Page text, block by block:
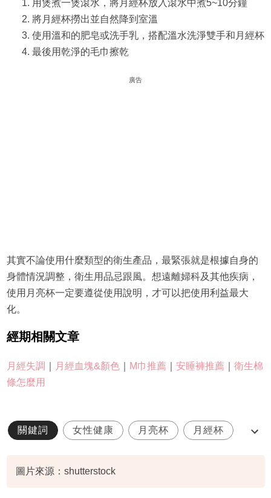
用煲煮一煲滾水，將月經杯放入滾水中煮5~10分鐘
將月經杯撈出並自然降到室溫
使用溫和的肥皂或洗手乳，搭配溫水洗淨雙手和月經杯
最後用乾淨的毛巾擦乾
廣告
其實不論使用什麼類型的衛生產品，最緊張就是根據自身的
身體情況調整，衛生用品忌跟風。想遠離婦科及其他疾病，
使用月亮杯一定要遵從使用說明，才可以把使用利益最大
化。
經期相關文章
月經失調 月經血塊&顏色｜ M巾推薦 安睡褲推薦
衛生棉
條怎麼用
關鍵詞 女性健康 月亮杯 月經杯
圖片來源：shutterstock